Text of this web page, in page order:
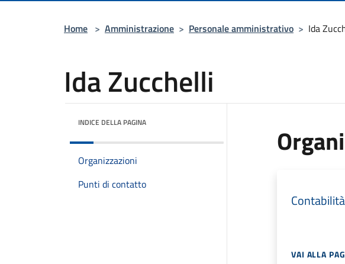
Home > Amministrazione > Personale amministrativo > Ida
Ida Zucchelli
INDICE DELLA PAGINA
Organizzazioni
Punti di contatto
VAI ALLA